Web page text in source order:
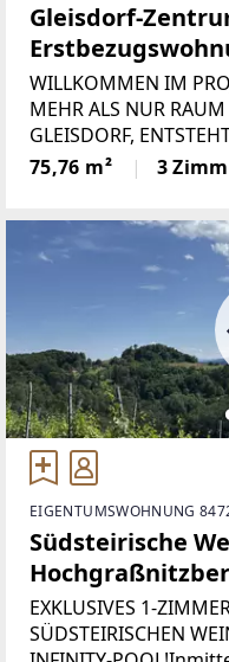
Gleisdorf-
Terrasse,
Willkommen
WILLKOMMEN IM
MEHR ALS NUR
GLEISDORF,
MEISTERWERK – EIN
DESIGN,
EINHEIT BILDEN. MIT
75,76 m² 3
EIGENTUMSWOHNUNG
Südsteirische
Zimmer-
Garten,
EXKLUSIVES 1-
SÜDSTEIRISCHEN